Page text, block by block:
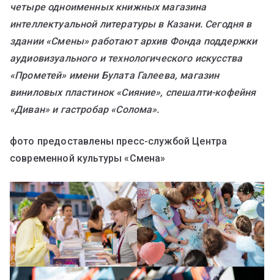
четыре одноименных книжных магазина
интеллектуальной литературы в Казани. Сегодня в
здании «Смены» работают архив Фонда поддержки
аудиовизуального и технологического искусства
«Прометей» имени Булата Галеева, магазин
виниловых пластинок «Сияние», спешалти-кофейня
«Диван» и гастробар «Солома».
фото предоставлены пресс-службой Центра
современной культуры «Смена»